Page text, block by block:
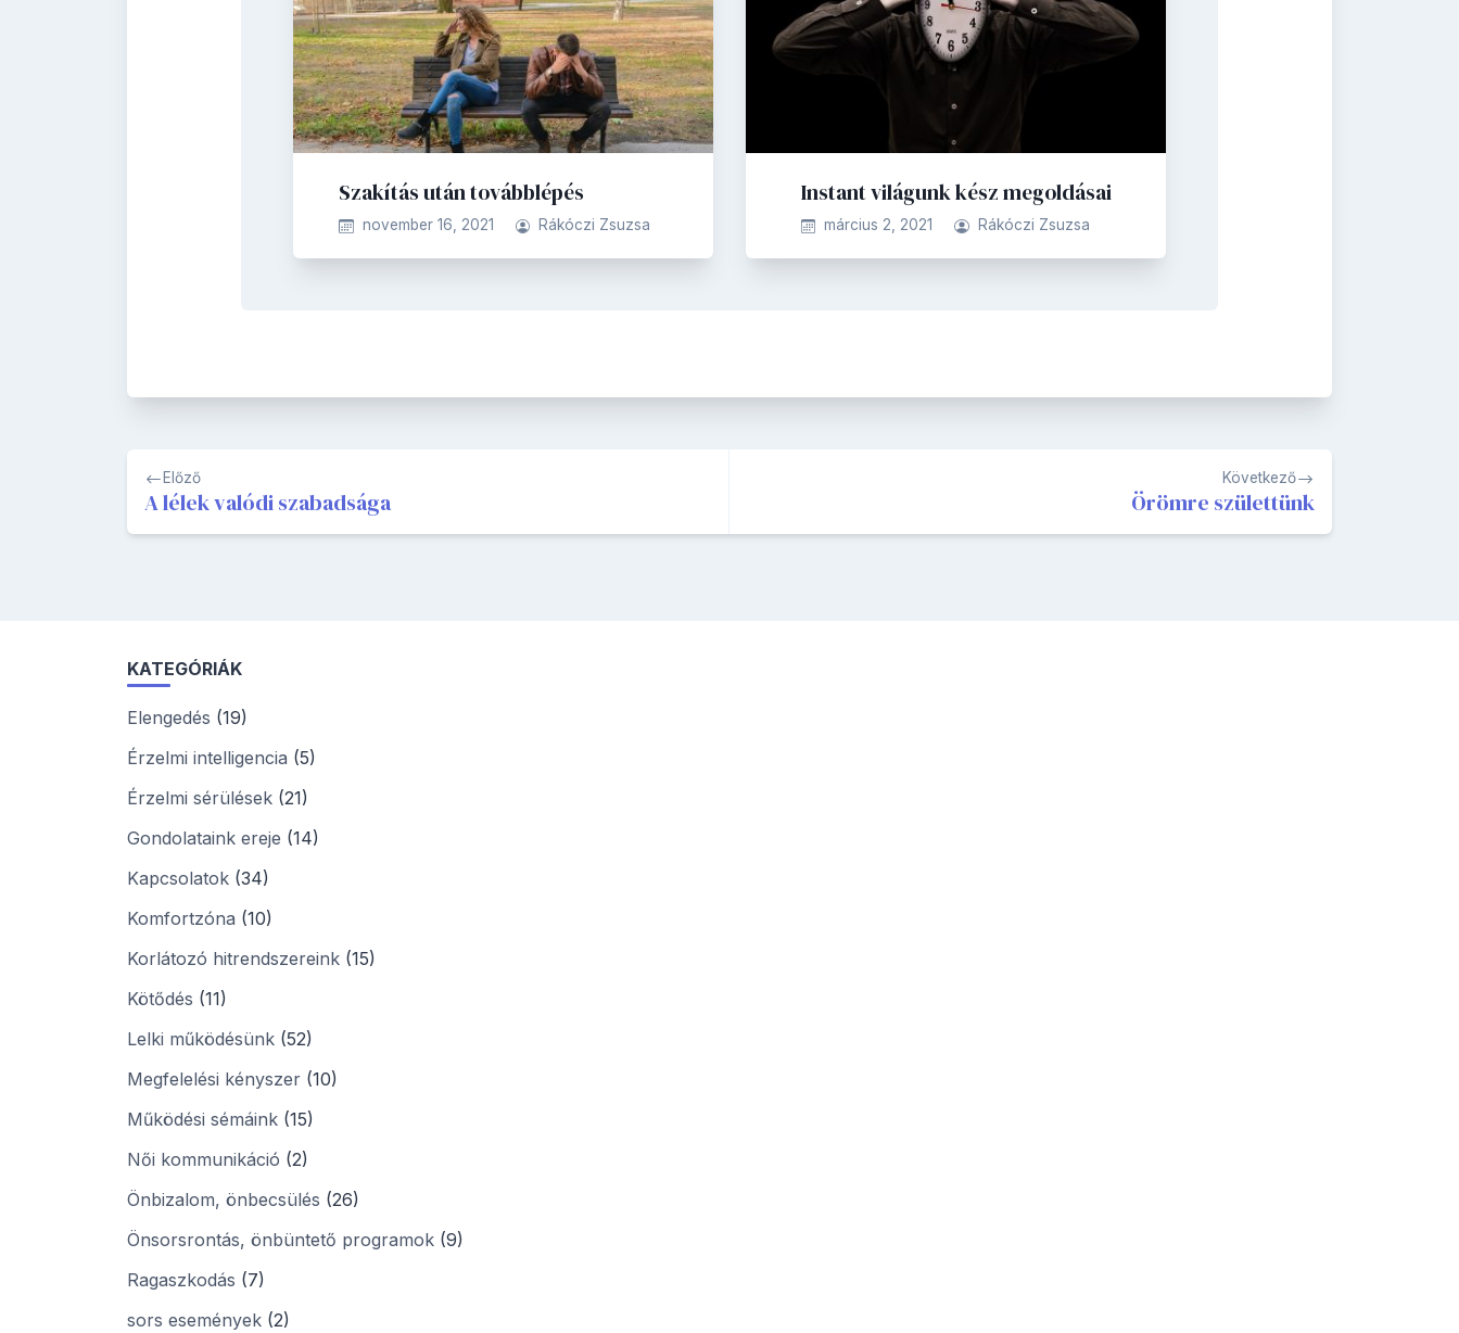
Szakítás után továbblépés
november 16, 2021 Rákóczi Zsuzsa
Instant világunk kész megoldásai
március 2, 2021 Rákóczi Zsuzsa
Bejegyzés
navigáció
Előző
A lélek valódi szabadsága
Következő
Örömre születtünk
KATEGÓRIÁK
Elengedés (19)
Érzelmi intelligencia (5)
Érzelmi sérülések (21)
Gondolataink ereje (14)
Kapcsolatok (34)
Komfortzóna (10)
Korlátozó hitrendszereink (15)
Kötődés (11)
Lelki működésünk (52)
Megfelelési kényszer (10)
Működési sémáink (15)
Női kommunikáció (2)
Önbizalom, önbecsülés (26)
Önsorsrontás, önbüntető programok (9)
Ragaszkodás (7)
sors események (2)